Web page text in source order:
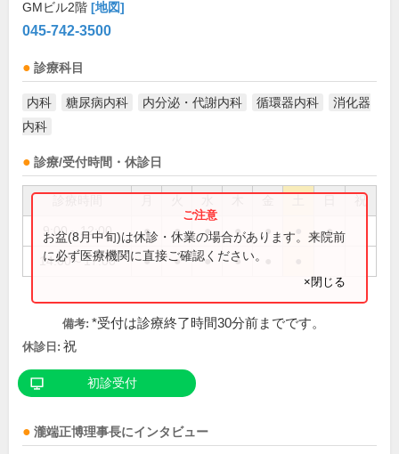
GMビル2階 [地図]
045-742-3500
診療科目
内科 糖尿病内科 内分泌・代謝内科 循環器内科
消化器
内科
診療/受付時間・休診日
祝
9:00～12:00 ● ● ● ● ● ●
14:00～17:00 ● ● ● ●
お盆(8月中旬)は休診・休業の場合があります。来院前
に必ず医療機関に直接ご確認ください。
×閉じる
備考: *受付は診療終了時間30分前までです。
休診日: 祝
初診受付
瀧端正博理事長にインタビュー